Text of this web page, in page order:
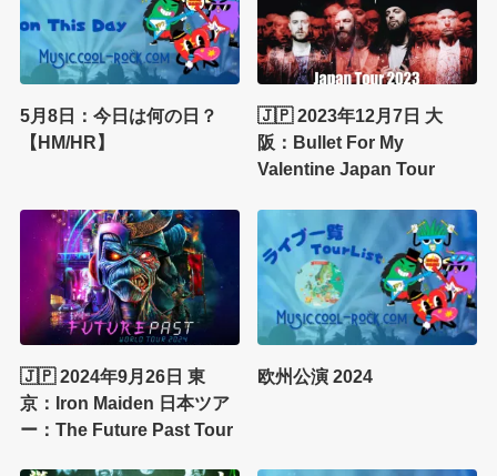
5月8日：今日は何の日？
【HM/HR】
🇯🇵 2023年12月7日 大
阪：Bullet For My
Valentine Japan Tour
🇯🇵 2024年9月26日 東
京：Iron Maiden 日本ツア
ー：The Future Past Tour
欧州公演 2024